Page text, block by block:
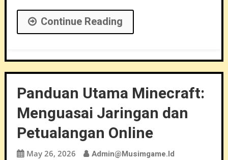
Continue Reading
Panduan Utama Minecraft:
Menguasai Jaringan dan
Petualangan Online
May 26, 2026 Admin@musimgame.id